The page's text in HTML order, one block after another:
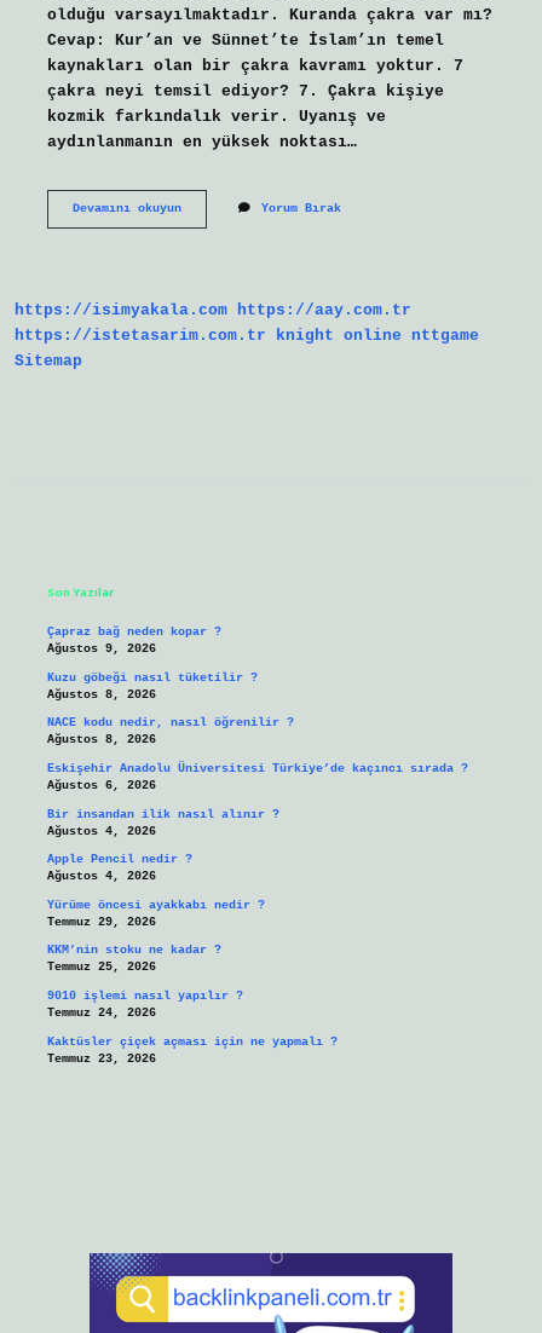
olduğu varsayılmaktadır. Kuranda çakra var mı?
Cevap: Kur’an ve Sünnet’te İslam’ın temel
kaynakları olan bir çakra kavramı yoktur. 7
çakra neyi temsil ediyor? 7. Çakra kişiye
kozmik farkındalık verir. Uyanış ve
aydınlanmanın en yüksek noktası…
Devamını okuyunÇakra
Yorum Bırak
https://isimyakala.com https://aay.com.tr
https://istetasarim.com.tr
knight online
nttgame
Sitemap
Son Yazılar
Çapraz bağ neden kopar ?
Ağustos 9, 2026
Kuzu göbeği nasıl tüketilir ?
Ağustos 8, 2026
NACE kodu nedir, nasıl öğrenilir ?
Ağustos 8, 2026
Eskişehir Anadolu Üniversitesi Türkiye’de kaçıncı sırada ?
Ağustos 6, 2026
Bir insandan ilik nasıl alınır ?
Ağustos 4, 2026
Apple Pencil nedir ?
Ağustos 4, 2026
Yürüme öncesi ayakkabı nedir ?
Temmuz 29, 2026
KKM’nin stoku ne kadar ?
Temmuz 25, 2026
9010 işlemi nasıl yapılır ?
Temmuz 24, 2026
Kaktüsler çiçek açması için ne yapmalı ?
Temmuz 23, 2026